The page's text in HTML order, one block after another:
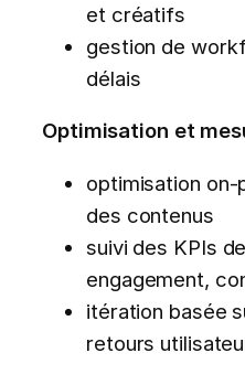
et créatifs
gestion de
délais
Optimisation et
optimisation on-
des contenus
suivi des KPIs
engagement,
itération basée
retours